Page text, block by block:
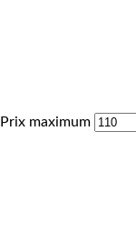
Prix maximum